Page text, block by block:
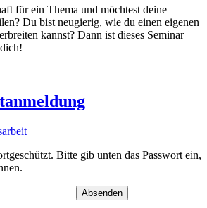
für ein Thema und möchtest deine
Du bist neugierig, wie du einen eigenen
kannst? Dann ist dieses Seminar
Bitte gib unten das Passwort ein,